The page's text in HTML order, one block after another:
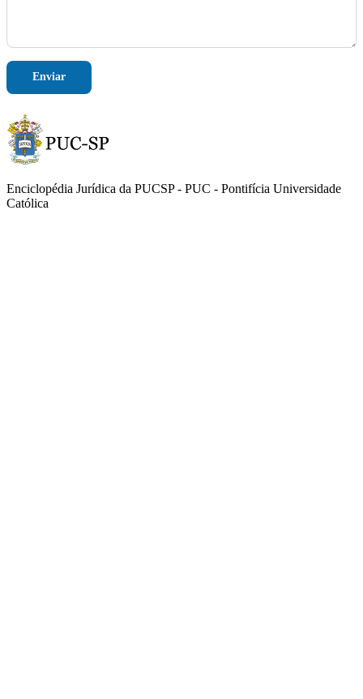
Enviar
Enciclopédia Jurídica da PUCSP - PUC - Pontifícia Universidade
Católica